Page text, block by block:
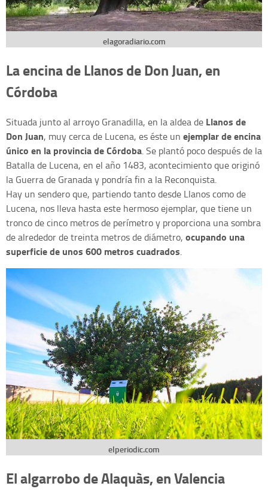
elagoradiario.com
La encina de Llanos de Don Juan, en
Córdoba
Situada junto al arroyo Granadilla, en la aldea de Llanos de
Don Juan, muy cerca de Lucena, es éste un ejemplar de encina
único en la provincia de Córdoba. Se plantó poco después de la
Batalla de Lucena, en el año 1483, acontecimiento que originó
la Guerra de Granada y pondría fin a la Reconquista.
Hay un sendero que, partiendo tanto desde Llanos como de
Lucena, nos lleva hasta este hermoso ejemplar, que tiene un
tronco de cinco metros de perímetro y proporciona una sombra
de alrededor de treinta metros de diámetro, ocupando una
superficie de unos 600 metros cuadrados.
elperiodic.com
El algarrobo de Alaquàs, en Valencia